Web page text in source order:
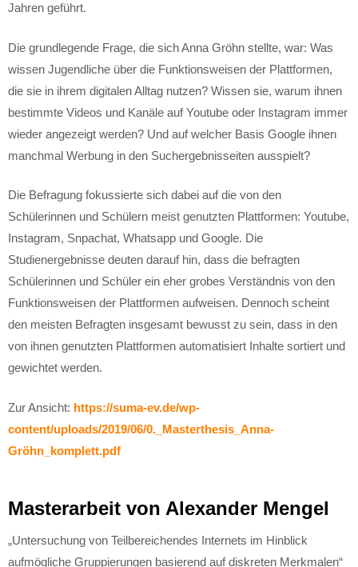
Jahren geführt.
Die grundlegende Frage, die sich Anna Gröhn stellte, war: Was
wissen Jugendliche über die Funktionsweisen der Plattformen,
die sie in ihrem digitalen Alltag nutzen? Wissen sie, warum ihnen
bestimmte Videos und Kanäle auf Youtube oder Instagram immer
wieder angezeigt werden? Und auf welcher Basis Google ihnen
manchmal Werbung in den Suchergebnisseiten ausspielt?
Die Befragung fokussierte sich dabei auf die von den
Schülerinnen und Schülern meist genutzten Plattformen: Youtube,
Instagram, Snpachat, Whatsapp und Google. Die
Studienergebnisse deuten darauf hin, dass die befragten
Schülerinnen und Schüler ein eher grobes Verständnis von den
Funktionsweisen der Plattformen aufweisen. Dennoch scheint
den meisten Befragten insgesamt bewusst zu sein, dass in den
von ihnen genutzten Plattformen automatisiert Inhalte sortiert und
gewichtet werden.
Zur Ansicht: https://suma-ev.de/wp-
content/uploads/2019/06/0._Masterthesis_Anna-
Gröhn_komplett.pdf
Masterarbeit von Alexander Mengel
„Untersuchung von Teilbereichendes Internets im Hinblick
aufmögliche Gruppierungen basierend auf diskreten Merkmalen“